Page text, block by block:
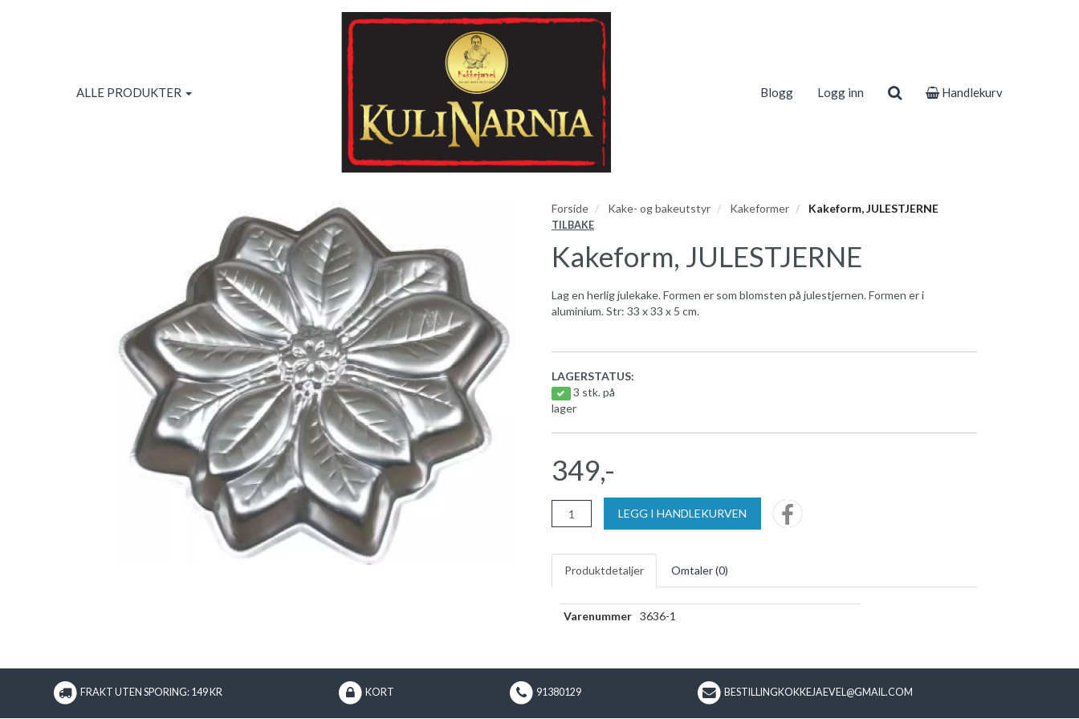
ALLE PRODUKTER Blogg Logg inn Handlekurv
Forside Kake- og bakeutstyr Kakeformer Kakeform, JULESTJERNE
TILBAKE
Kakeform, JULESTJERNE
Lag en herlig julekake. Formen er som blomsten på julestjernen. Formen er i
aluminium. Str: 33 x 33 x 5 cm.
LAGERSTATUS:
3 stk. på
lager
349,-
LEGG I HANDLEKURVEN
Produktdetaljer Omtaler (0)
Varenummer 3636-1
FRAKT UTEN SPORING: 149 KR KORT 91380129 BESTILLINGKOKKEJAEVEL@GMAIL.COM